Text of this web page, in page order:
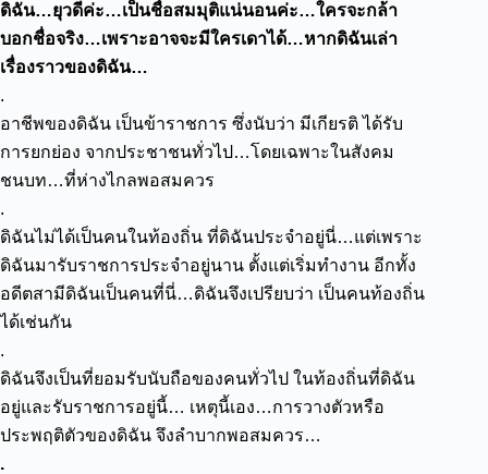
ดิฉัน…ยุวดีค่ะ…เป็นชื่อสมมุติแน่นอนค่ะ…ใครจะกล้า
บอกชื่อจริง…เพราะอาจจะมีใครเดาได้…หากดิฉันเล่า
เรื่องราวของดิฉัน…
.
อาชีพของดิฉัน เป็นข้าราชการ ซึ่งนับว่า มีเกียรติ ได้รับ
การยกย่อง จากประชาชนทั่วไป…โดยเฉพาะในสังคม
ชนบท…ที่ห่างไกลพอสมควร
.
ดิฉันไม่ได้เป็นคนในท้องถิ่น ที่ดิฉันประจำอยู่นี่…แต่เพราะ
ดิฉันมารับราชการประจำอยู่นาน ตั้งแต่เริ่มทำงาน อีกทั้ง
อดีตสามีดิฉันเป็นคนที่นี่…ดิฉันจึงเปรียบว่า เป็นคนท้องถิ่น
ได้เช่นกัน
.
ดิฉันจึงเป็นที่ยอมรับนับถือของคนทั่วไป ในท้องถิ่นที่ดิฉัน
อยู่และรับราชการอยู่นี้… เหตุนี้เอง…การวางตัวหรือ
ประพฤติตัวของดิฉัน จึงลำบากพอสมควร…
.